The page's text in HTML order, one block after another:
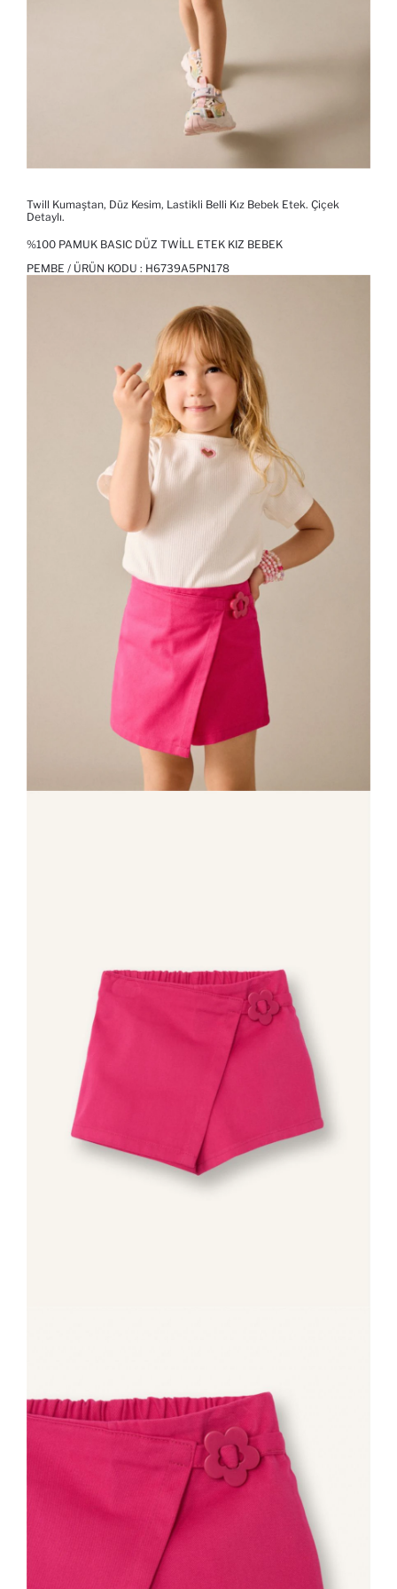
Twill Kumaştan, Düz Kesim, Lastikli Belli Kız Bebek Etek. Çiçek
Detaylı.
%100 PAMUK BASIC DÜZ TWILL ETEK KIZ BEBEK
PEMBE / ÜRÜN KODU : H6739A5PN178